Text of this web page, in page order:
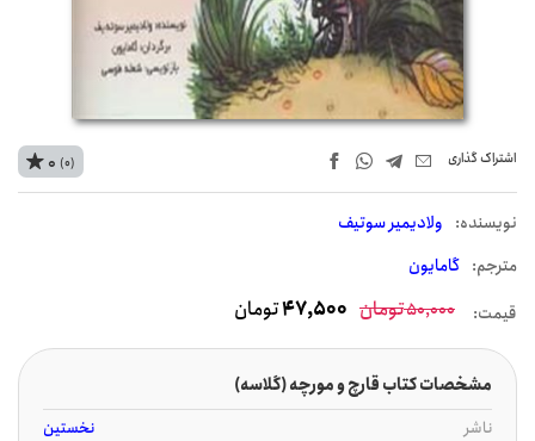
اشتراک‌ گذاری
نويسنده: ولادیمیر سوتیف
مترجم: گامایون
0 (0)
قیمت: 50,000تومان 47,500تومان
مشخصات کتاب قارچ و مورچه (گلاسه)
ناشر
نخستین